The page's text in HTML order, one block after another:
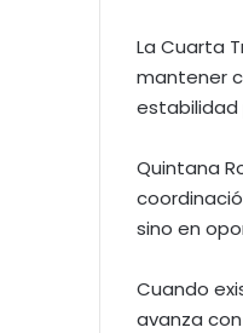
La Cuarta
mantener
estabilidad
Quintana
sino en
Cuando
avanza